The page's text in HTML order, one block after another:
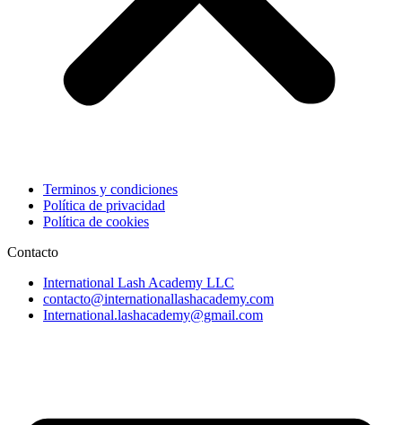
Terminos y condiciones
Política de privacidad
Política de cookies
Contacto
International Lash Academy LLC
contacto@internationallashacademy.com
International.lashacademy@gmail.com